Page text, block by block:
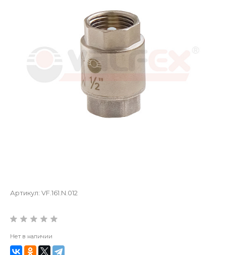
Артикул: VF.161.N.012
Нет в наличии